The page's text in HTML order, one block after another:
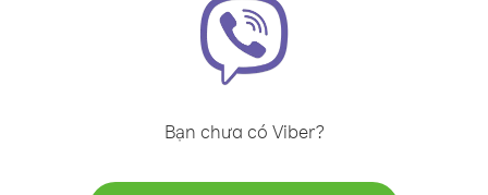
Bạn chưa có Viber?